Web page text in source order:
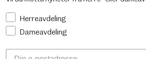
Herreavdeling
Dameavdeling